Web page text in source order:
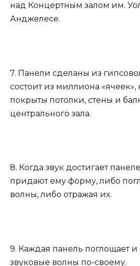
над Концертным залом им.
Анджелесе.
7. Панели сделаны из
состоит из миллиона
покрыты потолки, стены и
центрального зала.
8. Когда звук достигает
придают ему форму, либо
волны, либо отражая их.
9. Каждая панель поглощает и
звуковые волны по-своему.